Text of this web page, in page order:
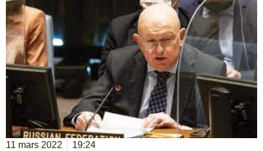
11 mars 2022 19:24